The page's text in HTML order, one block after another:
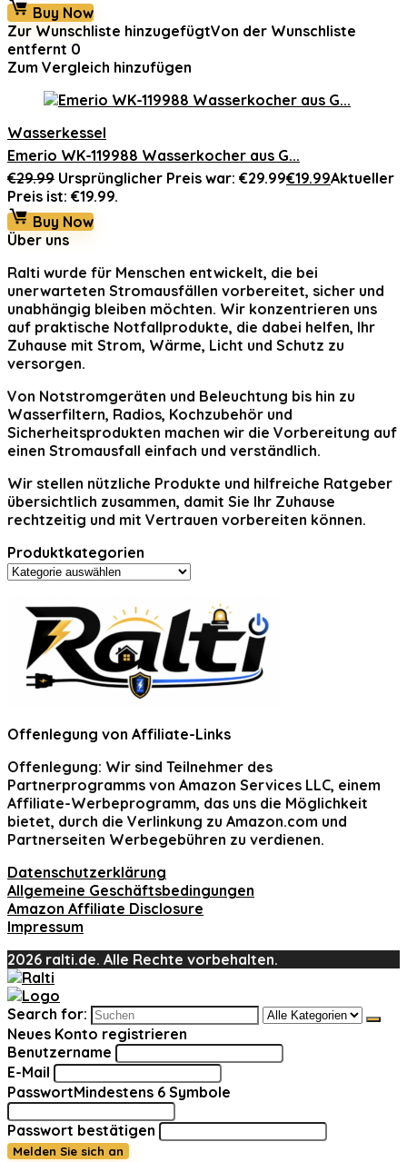
Buy Now
Zur Wunschliste hinzugefügtVon der Wunschliste
entfernt 0
Zum Vergleich hinzufügen
Wasserkessel
Emerio WK-119988 Wasserkocher aus G...
€29.99 Ursprünglicher Preis war: €29.99€19.99Aktueller
Preis ist: €19.99.
Buy Now
Über uns
Ralti wurde für Menschen entwickelt, die bei
unerwarteten Stromausfällen vorbereitet, sicher und
unabhängig bleiben möchten. Wir konzentrieren uns
auf praktische Notfallprodukte, die dabei helfen, Ihr
Zuhause mit Strom, Wärme, Licht und Schutz zu
versorgen.
Von Notstromgeräten und Beleuchtung bis hin zu
Wasserfiltern, Radios, Kochzubehör und
Sicherheitsprodukten machen wir die Vorbereitung auf
einen Stromausfall einfach und verständlich.
Wir stellen nützliche Produkte und hilfreiche Ratgeber
übersichtlich zusammen, damit Sie Ihr Zuhause
rechtzeitig und mit Vertrauen vorbereiten können.
Produktkategorien
Offenlegung von Affiliate-Links
Offenlegung: Wir sind Teilnehmer des
Partnerprogramms von Amazon Services LLC, einem
Affiliate-Werbeprogramm, das uns die Möglichkeit
bietet, durch die Verlinkung zu Amazon.com und
Partnerseiten Werbegebühren zu verdienen.
Datenschutzerklärung
Allgemeine Geschäftsbedingungen
Amazon Affiliate Disclosure
Impressum
2026 ralti.de. Alle Rechte vorbehalten.
Search for:
Neues Konto registrieren
Benutzername
E-Mail
PasswortMindestens 6 Symbole
Passwort bestätigen
Melden Sie sich an